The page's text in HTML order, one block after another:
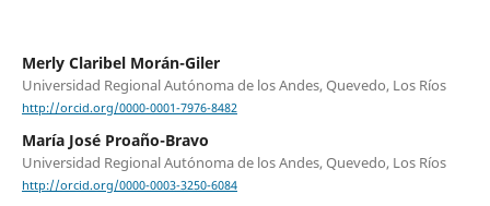
Merly Claribel Morán-Giler
Universidad Regional Autónoma de los Andes, Quevedo, Los Ríos
http://orcid.org/0000-0001-7976-8482
María José Proaño-Bravo
Universidad Regional Autónoma de los Andes, Quevedo, Los Ríos
http://orcid.org/0000-0003-3250-6084